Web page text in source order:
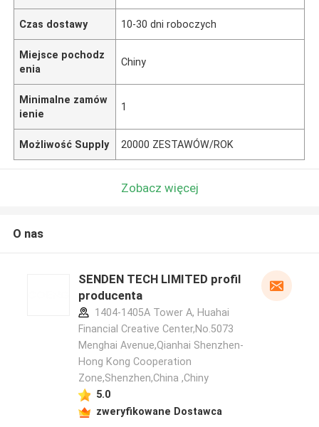
Czas dostawy 10-30 dni roboczych
Miejsce pochodz
enia
Chiny
Minimalne zamów
ienie
1
Możliwość Supply 20000 ZESTAWÓW/ROK
Zobacz więcej
O nas
SENDEN TECH LIMITED profil
producenta
1404-1405A Tower A, Huahai
Financial Creative Center,No.5073
Menghai Avenue,Qianhai Shenzhen-
Hong Kong Cooperation
Zone,Shenzhen,China ,Chiny
5.0
zweryfikowane Dostawca